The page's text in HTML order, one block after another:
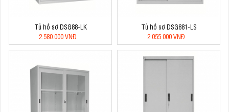
Tủ hồ sơ DSG88-LK
2.580.000 VNĐ
Tủ hồ sơ DSG881-LS
2.055.000 VNĐ